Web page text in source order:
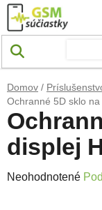
Prejsť na obsah
Domov /
Ochranné 5D sklo
displej
Priemerné
Neohodnotené